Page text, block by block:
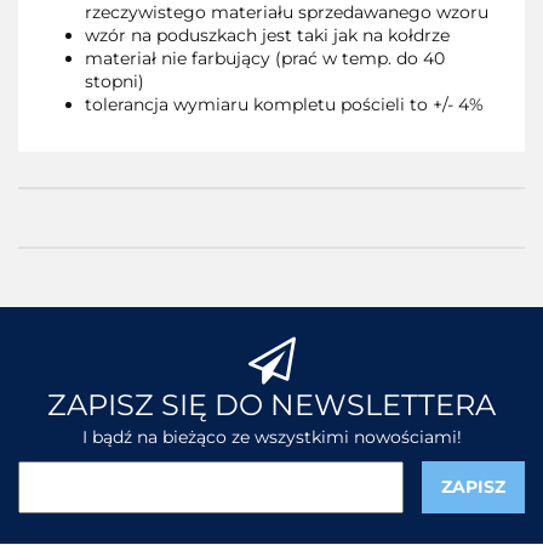
rzeczywistego materiału sprzedawanego wzoru
wzór na poduszkach jest taki jak na kołdrze
materiał nie farbujący (prać w temp. do 40
stopni)
tolerancja wymiaru kompletu pościeli to +/- 4%
ZAPISZ SIĘ DO NEWSLETTERA
I bądź na bieżąco ze wszystkimi nowościami!